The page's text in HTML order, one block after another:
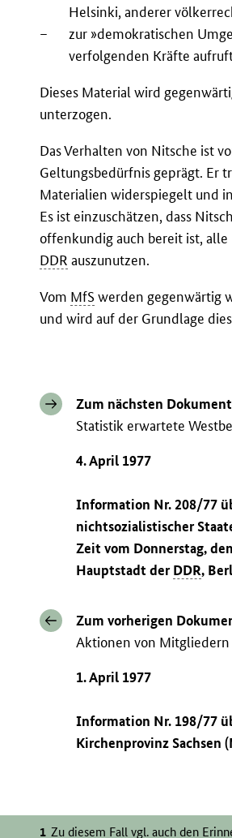
Helsinki, anderer
–
zur »demokratischen
verfolgenden Kräfte
Dieses Material wird
unterzogen.
Das Verhalten von Nitsche ist
Geltungsbedürfnis geprägt. Er
Materialien widerspiegelt und
Es ist einzuschätzen, dass
offenkundig auch bereit ist,
DDR auszunutzen.
Vom MfSwerden gegenwärtig
und wird auf der Grundlage
Zum nächsten Dokument
Statistik erwartete
4. April 1977
Information Nr. 208/77
nichtsozialistischer
Zeit vom Donnerstag,
Hauptstadt derDDR,
Zum vorherigen
Aktionen von Mitgliedern
1. April 1977
Information Nr. 198/77
Kirchenprovinz Sachsen
Zu diesem Fall vgl. auch den